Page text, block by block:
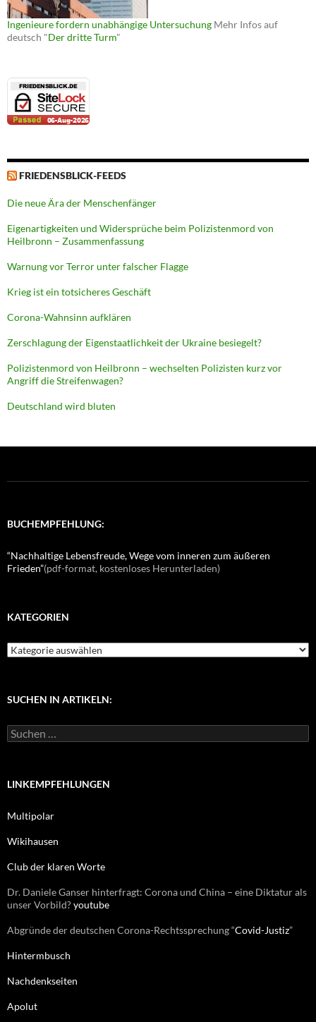
Ingenieure fordern unabhängige Untersuchung Mehr Infos auf
deutsch "Der dritte Turm"
FRIEDENSBLICK-FEEDS
Die neue Ära der Menschenfänger
Eigenartigkeiten und Widersprüche beim Polizistenmord von
Heilbronn – Zusammenfassung
Warnung vor Terror unter falscher Flagge
Krieg ist ein totsicheres Geschäft
Corona-Wahnsinn aufklären
Zerschlagung der Eigenstaatlichkeit der Ukraine besiegelt?
Polizistenmord von Heilbronn – wechselten Polizisten kurz vor
Angriff die Streifenwagen?
Deutschland wird bluten
BUCHEMPFEHLUNG:
“Nachhaltige Lebensfreude, Wege vom inneren zum äußeren
Frieden”(pdf-format, kostenloses Herunterladen)
KATEGORIEN
K
g
r
SUCHEN IN ARTIKELN:
S
u
e
a
h
LINKEMPFEHLUNGEN
Multipolar
Wikihausen
Club der klaren Worte
Dr. Daniele Ganser hinterfragt: Corona und China – eine Diktatur als
unser Vorbild?youtube
Abgründe der deutschen Corona-Rechtssprechung “Covid-Justiz”
Hintermbusch
Nachdenkseiten
Apolut